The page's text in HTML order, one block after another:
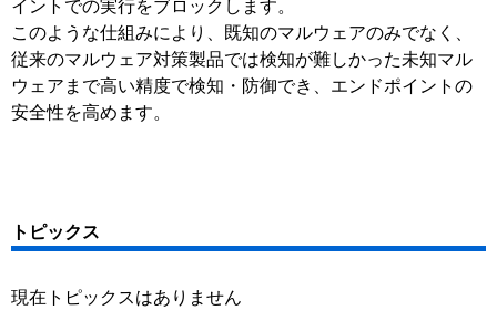
イントでの実行をブロックします。
このような仕組みにより、既知のマルウェアのみでなく、
従来のマルウェア対策製品では検知が難しかった未知マル
ウェアまで高い精度で検知・防御でき、エンドポイントの
安全性を高めます。
トピックス
現在トピックスはありません